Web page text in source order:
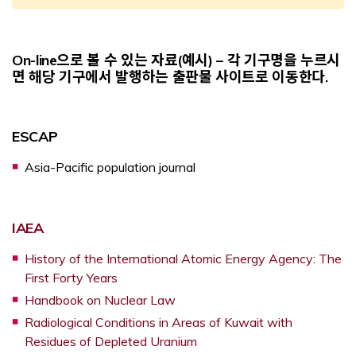
On-line으로 볼 수 있는 자료(예시) – 각 기구명을 누르시
면 해당 기구에서 발행하는 출판물 사이트로 이동한다.
ESCAP
Asia-Pacific population journal
IAEAOpens a new window
History of the International Atomic Energy Agency: The
First Forty Years
Handbook on Nuclear LawOpens a new window
Radiological Conditions in Areas of Kuwait with
Residues of Depleted Uranium